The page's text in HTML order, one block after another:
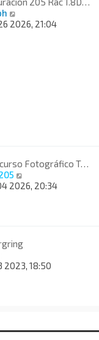
e
j
e
2026, 21:04
Fotográfico T…
e
o
m
j
2026, 20:34
e
m
2023, 18:50